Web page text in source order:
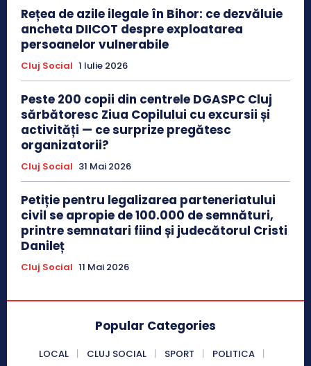
Rețea de azile ilegale în Bihor: ce dezvăluie
ancheta DIICOT despre exploatarea
persoanelor vulnerabile
Cluj Social 1 Iulie 2026
Peste 200 copii din centrele DGASPC Cluj
sărbătoresc Ziua Copilului cu excursii și
activități — ce surprize pregătesc
organizatorii?
Cluj Social 31 Mai 2026
Petiție pentru legalizarea parteneriatului
civil se apropie de 100.000 de semnături,
printre semnatari fiind și judecătorul Cristi
Danileț
Cluj Social 11 Mai 2026
Popular Categories
LOCAL CLUJ SOCIAL SPORT
POLITICA